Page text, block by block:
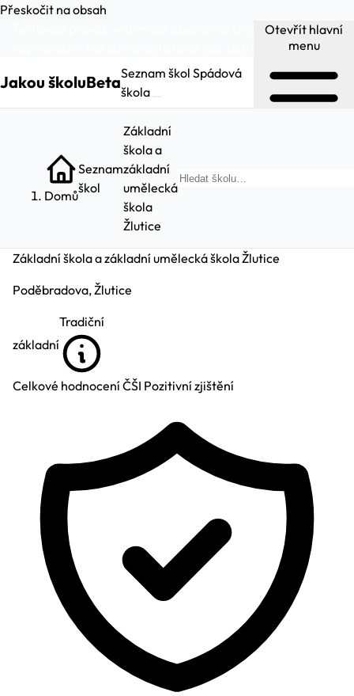
Přeskočit na obsah
Testovací provoz, web může obsahovat chyby a
dejte nám vědět.
Jakou školuBetaSeznam škol Spádová
škola
Otevřít hlavní
menu
Domů
Seznam
škol
Základní
škola a
základní
umělecká
škola
Žlutice
Základní škola a základní umělecká škola Žlutice
Poděbradova, Žlutice
základní
Tradiční
Celkové hodnocení ČŠI Pozitivní zjištění